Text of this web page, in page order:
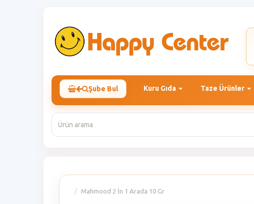
Şube Bul Kuru Gıda Taze Ürünler
Mahmood 2 İn 1 Arada 10 Gr